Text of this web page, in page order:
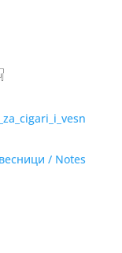
/ Notes